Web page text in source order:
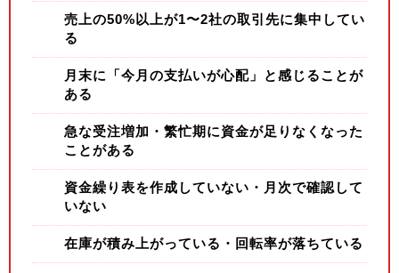
売上の50%以上が1〜2社の取引先に集中してい
る
月末に「今月の支払いが心配」と感じることが
ある
急な受注増加・繁忙期に資金が足りなくなった
ことがある
資金繰り表を作成していない・月次で確認して
いない
在庫が積み上がっている・回転率が落ちている